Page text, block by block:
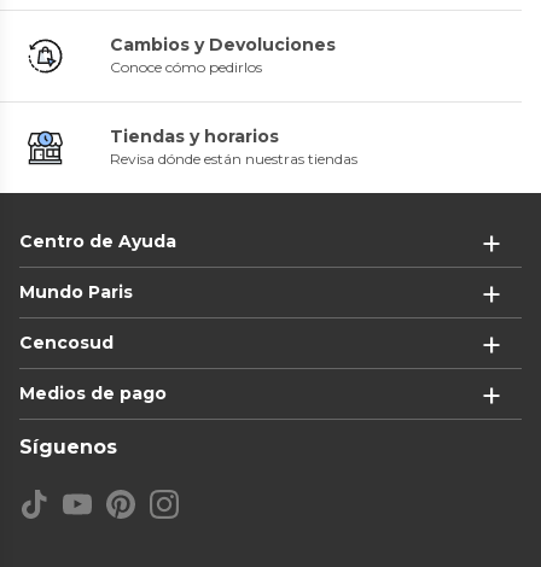
Cambios y Devoluciones
Conoce cómo pedirlos
Tiendas y horarios
Revisa dónde están nuestras tiendas
Centro de Ayuda
Mundo Paris
Cencosud
Medios de pago
Síguenos